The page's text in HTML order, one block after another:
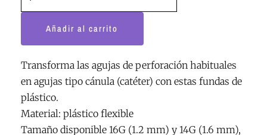
Añadir al carrito
Transforma las agujas de perforación habituales
en agujas tipo cánula (catéter) con estas fundas de
plástico.
Material: plástico flexible
Tamaño disponible 16G (1.2 mm) y 14G (1.6 mm),